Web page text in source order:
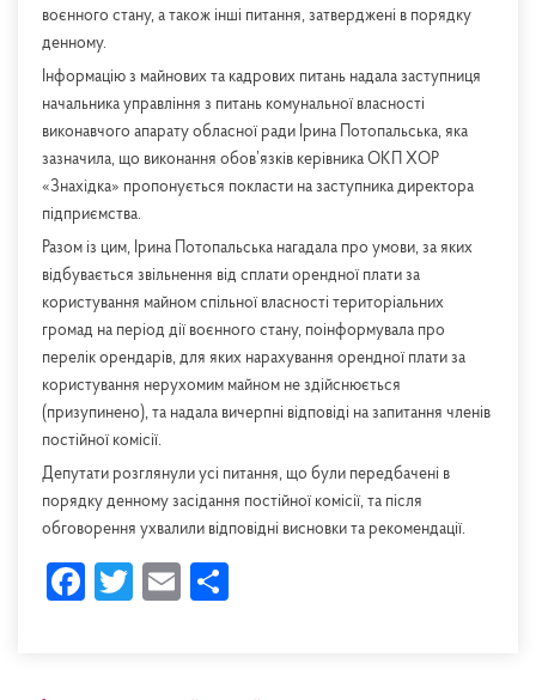
воєнного стану, а також інші питання, затверджені в порядку
денному.
Інформацію з майнових та кадрових питань надала заступниця
начальника управління з питань комунальної власності
виконавчого апарату обласної ради Ірина Потопальська, яка
зазначила, що виконання обов’язків керівника ОКП ХОР
«Знахідка» пропонується покласти на заступника директора
підприємства.
Разом із цим, Ірина Потопальська нагадала про умови, за яких
відбувається звільнення від сплати орендної плати за
користування майном спільної власності територіальних
громад на період дії воєнного стану, поінформувала про
перелік орендарів, для яких нарахування орендної плати за
користування нерухомим майном не здійснюється
(призупинено), та надала вичерпні відповіді на запитання членів
постійної комісії.
Депутати розглянули усі питання, що були передбачені в
порядку денному засідання постійної комісії, та після
обговорення ухвалили відповідні висновки та рекомендації.
Facebook
Twitter
Email